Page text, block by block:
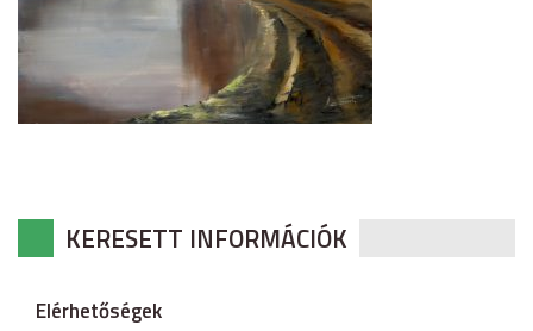
KERESETT INFORMÁCIÓK
Elérhetőségek